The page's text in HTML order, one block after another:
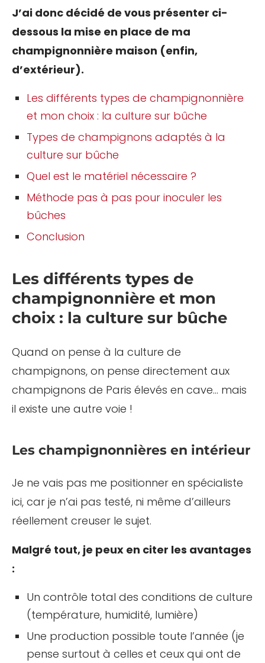
J’ai donc décidé de vous présenter ci-
dessous la mise en place de ma
champignonnière maison (enfin,
d’extérieur).
Les différents types de champignonnière
et mon choix : la culture sur bûche
Types de champignons adaptés à la
culture sur bûche
Quel est le matériel nécessaire ?
Méthode pas à pas pour inoculer les
bûches
Conclusion
Les différents types de
champignonnière et mon
choix : la culture sur bûche
Quand on pense à la culture de
champignons, on pense directement aux
champignons de Paris élevés en cave… mais
il existe une autre voie !
Les champignonnières en intérieur
Je ne vais pas me positionner en spécialiste
ici, car je n’ai pas testé, ni même d’ailleurs
réellement creuser le sujet.
Malgré tout, je peux en citer les avantages
:
Un contrôle total des conditions de culture
(température, humidité, lumière)
Une production possible toute l’année (je
pense surtout à celles et ceux qui ont de